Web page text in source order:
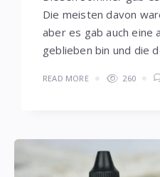
Die meisten davon
aber es gab auch eine
geblieben bin und die
READ MORE 260